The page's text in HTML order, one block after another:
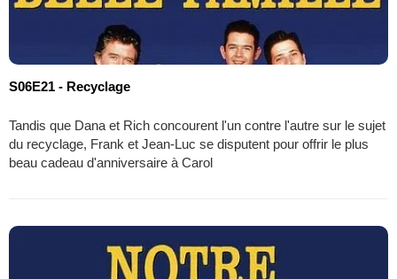
S06E21 - Recyclage
Tandis que Dana et Rich concourent l'un contre l'autre sur le sujet
du recyclage, Frank et Jean-Luc se disputent pour offrir le plus
beau cadeau d'anniversaire à Carol